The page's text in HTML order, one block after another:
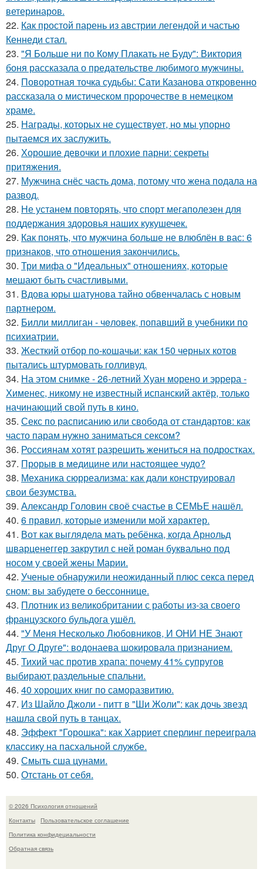
ветеринаров.
22. Как простой парень из австрии легендой и частью
Кеннеди стал.
23. "Я Больше ни по Кому Плакать не Буду": Виктория
боня рассказала о предательстве любимого мужчины.
24. Поворотная точка судьбы: Сати Казанова откровенно
рассказала о мистическом пророчестве в немецком
храме.
25. Награды, которых не существует, но мы упорно
пытаемся их заслужить.
26. Хорошие девочки и плохие парни: секреты
притяжения.
27. Мужчина снёс часть дома, потому что жена подала на
развод.
28. Не устанем повторять, что спорт мегаполезен для
поддержания здоровья наших кукушечек.
29. Как понять, что мужчина больше не влюблён в вас: 6
признаков, что отношения закончились.
30. Три мифа о "Идеальных" отношениях, которые
мешают быть счастливыми.
31. Вдова юры шатунова тайно обвенчалась с новым
партнером.
32. Билли миллиган - чeловек, попавший в учебники по
психиатрии.
33. Жесткий отбор по-кошачьи: как 150 черных котов
пытались штурмовать голливуд.
34. На этом снимке - 26-летний Хуан морено и эррера -
Хименес, никому не известный испанский актёр, только
начинающий свой путь в кино.
35. Секс по расписанию или свобода от стандартов: как
часто парам нужно заниматься сексом?
36. Россиянам хотят разрешить жениться на подростках.
37. Прорыв в медицине или настоящее чудо?
38. Механика сюрреализма: как дали конструировал
свои безумства.
39. Александр Головин своё счастье в СЕМЬЕ нашёл.
40. 6 прaвил, которые изменили мой хaрaктер.
41. Вот как выглядела мать ребёнка, когда Арнольд
шварценеггер закрутил с ней роман буквально под
носом у своей жены Марии.
42. Ученые обнаружили неожиданный плюс секса перед
сном: вы забудете о бессоннице.
43. Плотник из великобритании с работы из-за своего
французского бульдога ушёл.
44. "У Меня Несколько Любовников, И ОНИ НЕ Знают
Друг О Друге": водонаева шокировала признанием.
45. Тихий час против храпа: почему 41% супругов
выбирают раздельные спальни.
46. 40 хороших книг по саморазвитию.
47. Из Шайло Джоли - питт в "Ши Жоли": как дочь звезд
нашла свой путь в танцах.
48. Эффект "Горошка": как Харриет сперлинг переиграла
классику на пасхальной службе.
49. Смыть сша цунами.
50. Отстань от себя.
© 2026 Психология отношений
Контакты
Пользовательское соглашение
Политика конфидециальности
Обратная связь